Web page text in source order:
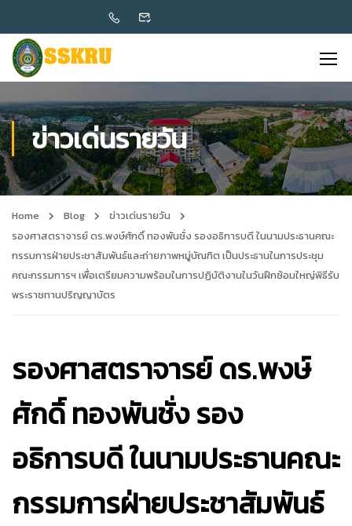
ข่าวเด่นรายวัน
Home Blog
ข่าวเด่นรายวัน
รองศาสตราจารย์ ดร.พงษ์ศักดิ์ ทองพันชั่ง รองอธิการบดี ในนามประธานคณะ
กรรมการฝ่ายประชาสัมพันธ์และถ่ายภาพหมู่บัณฑิต เป็นประธานในการประชุม
คณะกรรมการฯ เพื่อเตรียมความพร้อมในการปฏิบัติงานในวันฝึกซ้อมใหญ่พิธีรับ
พระราชทานปริญญาบัตร
รองศาสตราจารย์ ดร.พงษ์
ศักดิ์ ทองพันชั่ง รอง
อธิการบดี ในนามประธานคณะ
กรรมการฝ่ายประชาสัมพันธ์